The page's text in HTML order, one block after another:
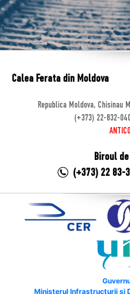
Calea Ferata din Moldova
Republica Moldova, Chisinau
(+373) 22-832-
Biroul
(+373) 22 83-
Ministerul Infrastructurii și